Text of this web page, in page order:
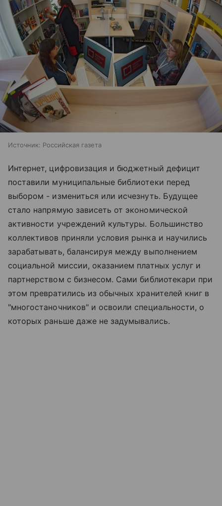
Источник: Российская газета
Интернет, цифровизация и бюджетный дефицит
поставили муниципальные библиотеки перед
выбором - измениться или исчезнуть. Будущее
стало напрямую зависеть от экономической
активности учреждений культуры. Большинство
коллективов приняли условия рынка и научились
зарабатывать, балансируя между выполнением
социальной миссии, оказанием платных услуг и
партнерством с бизнесом. Сами библиотекари при
этом превратились из обычных хранителей книг в
"многостаночников" и освоили специальности, о
которых раньше даже не задумывались.